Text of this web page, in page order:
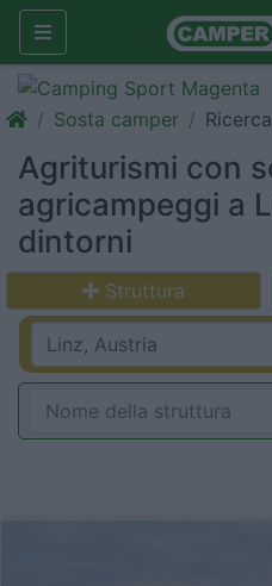
Sosta camper Ricerca
Agriturismi con
agricampeggi a
dintorni
Struttura